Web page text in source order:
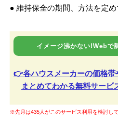
● 維持保全の期間、方法を定め
イメージ沸かない!Webで
👉各ハウスメーカーの価格帯
まとめてわかる無料サービ
※先月は435人がこのサービス利用を検討して